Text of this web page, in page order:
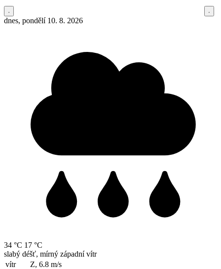
dnes, pondělí 10. 8. 2026
34 °C 17 °C
slabý déšť, mírný západní vítr
vítr
Z, 6.8 m/s